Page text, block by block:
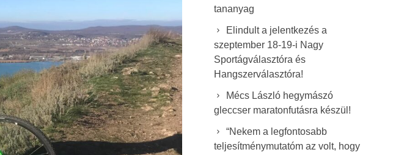
tananyag
Elindult a jelentkezés a
szeptember 18-19-i Nagy
Sportágválasztóra és
Hangszerválasztóra!
Mécs László hegymászó
gleccser maratonfutásra készül!
“Nekem a legfontosabb
teljesítménymutatóm az volt, hogy